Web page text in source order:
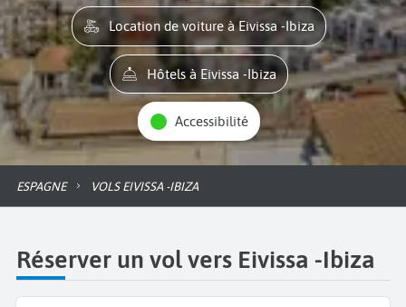
Location de voiture à Eivissa -Ibiza
Hôtels à Eivissa -Ibiza
Accessibilité
ESPAGNE VOLS EIVISSA -IBIZA
Réserver un vol vers Eivissa -Ibiza